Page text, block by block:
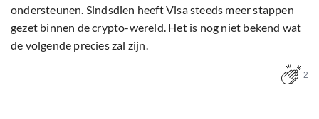
ondersteunen. Sindsdien heeft Visa steeds meer stappen
gezet binnen de crypto-wereld. Het is nog niet bekend wat
de volgende precies zal zijn.
2